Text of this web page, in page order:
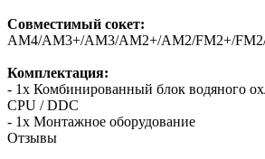
Совместимый сокет:
AM4/AM3+/AM3/AM2+/AM2/FM2+/
Комплектация:
- 1x Комбинированный блок водяного
CPU / DDC
- 1x Монтажное оборудование
Отзывы